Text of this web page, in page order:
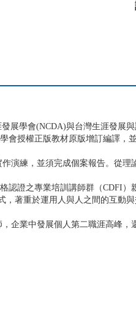
展學會(NCDA)與台灣生涯發展
會授權正版教材原版增訂編譯
演練，並須完成個案報告。從
認證之專業培訓講師群（CDFI
著重於運用人與人之間的互動
企業中發展個人第二職涯高峰